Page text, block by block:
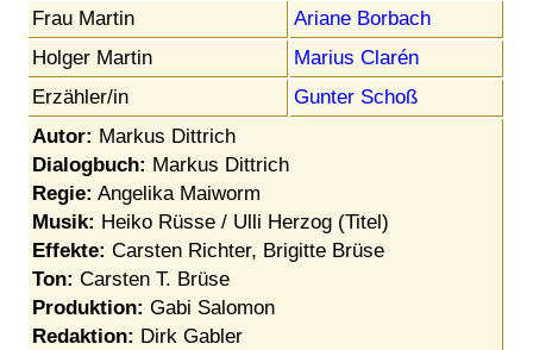
Frau Martin
Ariane Borbach
Holger Martin
Marius Clarén
Erzähler/in
Gunter Schoß
Autor: Markus Dittrich
Dialogbuch: Markus Dittrich
Regie: Angelika Maiworm
Musik: Heiko Rüsse / Ulli Herzog (Titel)
Effekte: Carsten Richter, Brigitte Brüse
Ton: Carsten T. Brüse
Produktion: Gabi Salomon
Redaktion: Dirk Gabler